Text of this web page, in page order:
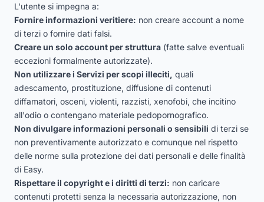
L'utente si impegna a:
Fornire informazioni veritiere: non creare account a nome
di terzi o fornire dati falsi.
Creare un solo account per struttura (fatte salve eventuali
eccezioni formalmente autorizzate).
Non utilizzare i Servizi per scopi illeciti, quali
adescamento, prostituzione, diffusione di contenuti
diffamatori, osceni, violenti, razzisti, xenofobi, che incitino
all'odio o contengano materiale pedopornografico.
Non divulgare informazioni personali o sensibili di terzi se
non preventivamente autorizzato e comunque nel rispetto
delle norme sulla protezione dei dati personali e delle finalità
di Easy.
Rispettare il copyright e i diritti di terzi: non caricare
contenuti protetti senza la necessaria autorizzazione, non